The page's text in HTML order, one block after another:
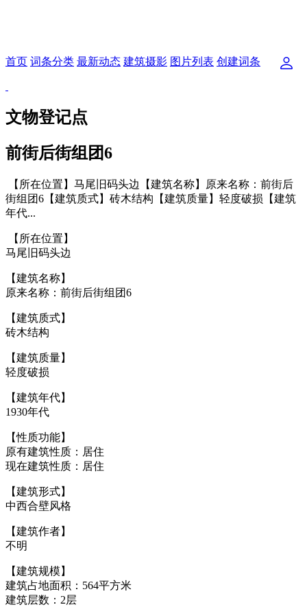
首页 词条分类 最新动态 建筑摄影 图片列表 创建词条
文物登记点
前街后街组团6
【所在位置】马尾旧码头边【建筑名称】原来名称：前街后
街组团6【建筑质式】砖木结构【建筑质量】轻度破损【建筑
年代...
【所在位置】
马尾旧码头边
【建筑名称】
原来名称：前街后街组团6
【建筑质式】
砖木结构
【建筑质量】
轻度破损
【建筑年代】
1930年代
【性质功能】
原有建筑性质：居住
现在建筑性质：居住
【建筑形式】
中西合壁风格
【建筑作者】
不明
【建筑规模】
建筑占地面积：564平方米
建筑层数：2层